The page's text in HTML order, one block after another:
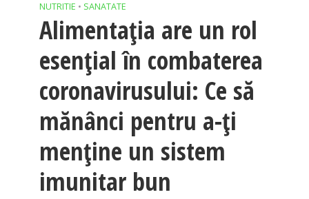
NUTRITIE • SANATATE
Alimentația are un rol
esențial în combaterea
coronavirusului: Ce să
mănânci pentru a-ți
menține un sistem
imunitar bun